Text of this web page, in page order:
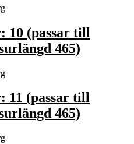
10 (passar till
465)
11 (passar till
465)